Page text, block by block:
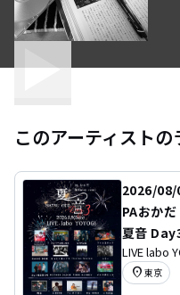
このアーティスト
2026/08/
PAおか
夏音
LIVE labo
location_on 東京